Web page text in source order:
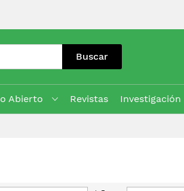
Buscar
Abierto Revistas Investigación